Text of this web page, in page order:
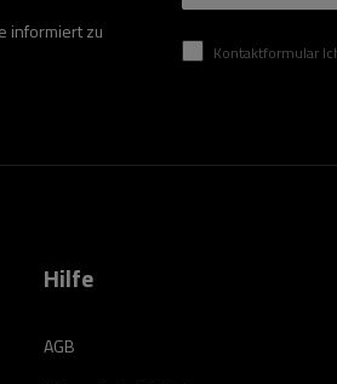
informiert zu
Kontaktformular Ich stimme der
Hilfe
AGB